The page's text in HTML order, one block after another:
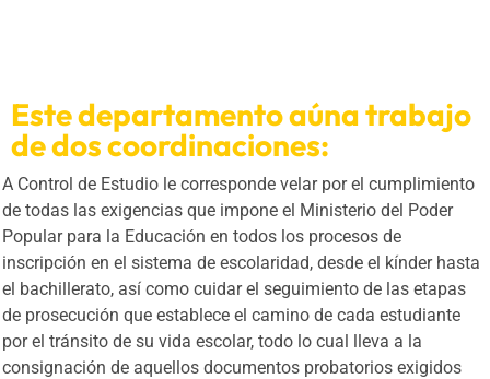
Este departamento aúna trabajo
de dos coordinaciones:
A Control de Estudio le corresponde velar por el cumplimiento
de todas las exigencias que impone el Ministerio del Poder
Popular para la Educación en todos los procesos de
inscripción en el sistema de escolaridad, desde el kínder hasta
el bachillerato, así como cuidar el seguimiento de las etapas
de prosecución que establece el camino de cada estudiante
por el tránsito de su vida escolar, todo lo cual lleva a la
consignación de aquellos documentos probatorios exigidos